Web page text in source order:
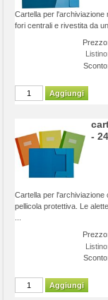
Cartella per l'archiviazione
fori centrali e rivestita da
Prezzo:
Listino:
Sconto:
Aggiungi
-
Cartella per l'archiviazione
pellicola protettiva. Le
Prezzo:
Listino:
Sconto:
Aggiungi